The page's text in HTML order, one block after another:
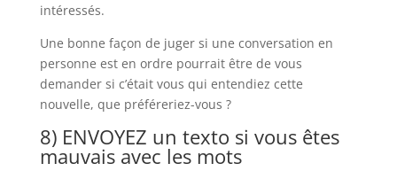
intéressés.
Une bonne façon de juger si une conversation en
personne est en ordre pourrait être de vous
demander si c’était vous qui entendiez cette
nouvelle, que préféreriez-vous ?
8) ENVOYEZ un texto si vous êtes
mauvais avec les mots